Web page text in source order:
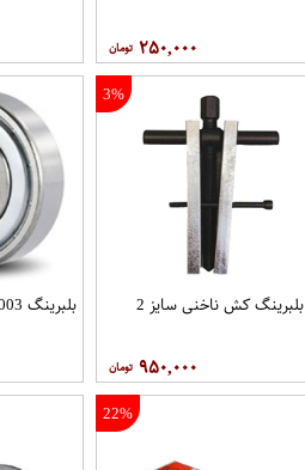
۲۵۰,۰۰۰
3%
بلبرینگ کش ناخنی سایز 2
۹۵۰,۰۰۰
بلبرینگ 6003 KYK
22%